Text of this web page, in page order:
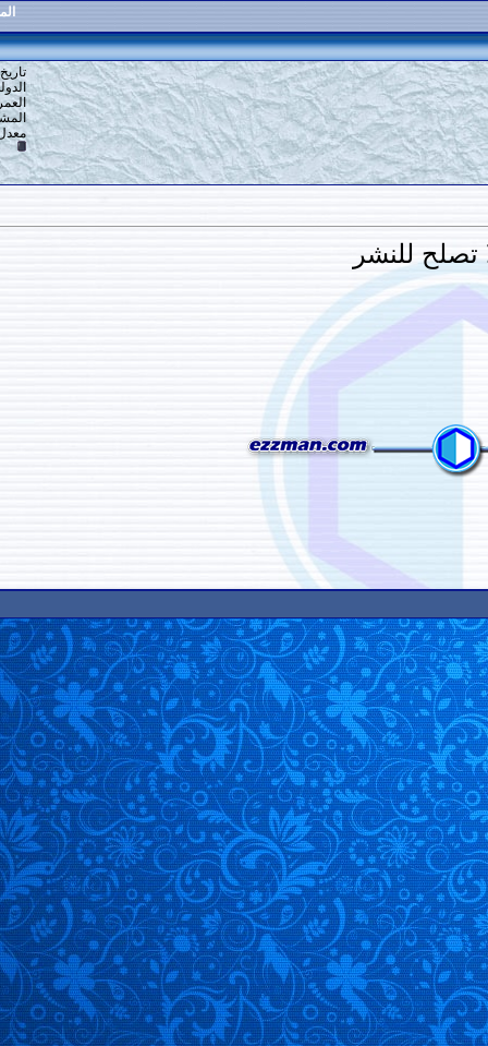
الختان في اليمن
#
3
تاريخ التسجيل: 16-12-2013
الدولة: القاهرة
العمر: 59
المشاركات: 6,918
معدل تقييم المستوى: 10